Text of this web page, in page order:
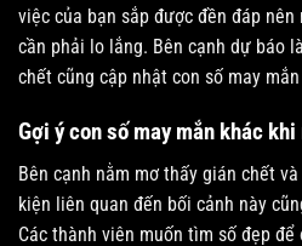
việc của bạn sắp được đền đáp
cần phải lo lắng. Bên cạnh dự báo
chết cũng cập nhật con số may
Gợi ý con số may mắn khác
Bên cạnh nằm mơ thấy gián chết
kiện liên quan đến bối cảnh này
Các thành viên muốn tìm số đẹp